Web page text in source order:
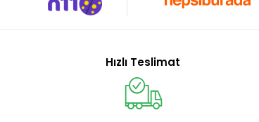
Hızlı Teslimat